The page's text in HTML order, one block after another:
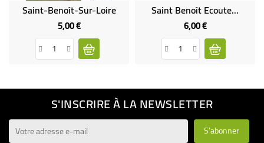
Saint-Benoît-Sur-Loire
5,00 €Prix
Saint Benoît Ecoute...
6,00 €Prix
S'INSCRIRE À LA NEWSLETTER